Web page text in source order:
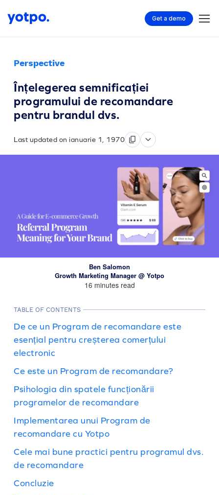
Get a demo
Perspective
Înțelegerea semnificației
programului de recomandare
pentru brandul dvs.
Last updated on ianuarie 1, 1970
Ben Salomon
Growth Marketing Manager @ Yotpo
16 minutes read
TABLE OF CONTENTS
De ce un Program de recomandare este
esențial pentru creșterea comerțului
electronic
Ce este un Program de recomandare?
Psihologia din spatele funcționării
programelor de recomandare
Implementarea unui Program de
recomandare cu Yotpo
Cele mai bune practici pentru programul dvs.
de recomandare
Concluzie